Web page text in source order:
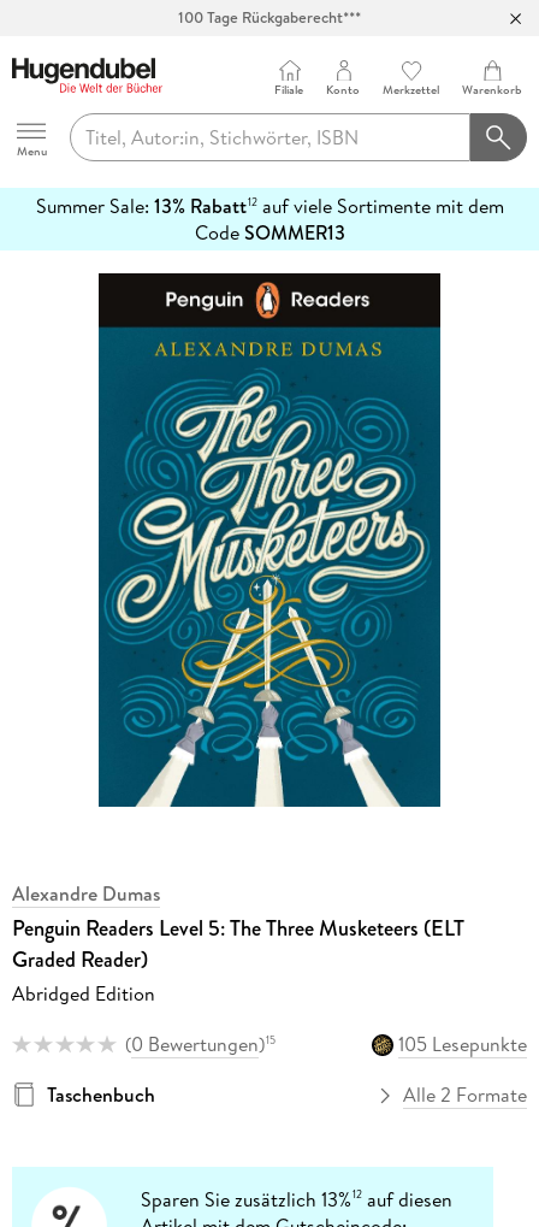
Hugendubel
Menu
Filiale Konto Merkzettel Warenkorb
Summer Sale: 13% Rabatt12auf viele Sortimente mit dem
CodeSOMMER13
erfahren
Alexandre Dumas
Penguin Readers Level 5: The Three Musketeers (ELT
Graded Reader)
Abridged Edition
(0 Bewertungen)15
105 Lesepunkte
Taschenbuch
Alle 2 Formate
Sparen Sie zusätzlich 13%12 auf diesen